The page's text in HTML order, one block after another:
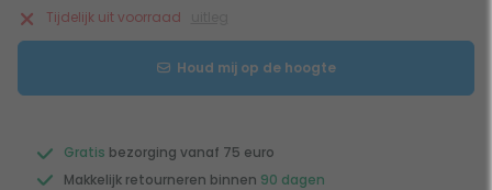
Tijdelijk uit voorraad
Houd mij op de hoogte
Gratis bezorging vanaf 75 euro
Makkelijk retourneren binnen 90 dagen